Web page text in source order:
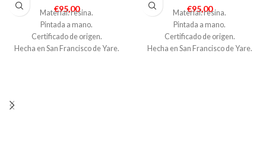
€95,00
Material: resina.
Pintada a mano.
Certificado de origen.
Hecha en San Francisco de Yare.
€95,00
Material: resina.
Pintada a mano.
Certificado de origen.
Hecha en San Francisco de Yare.